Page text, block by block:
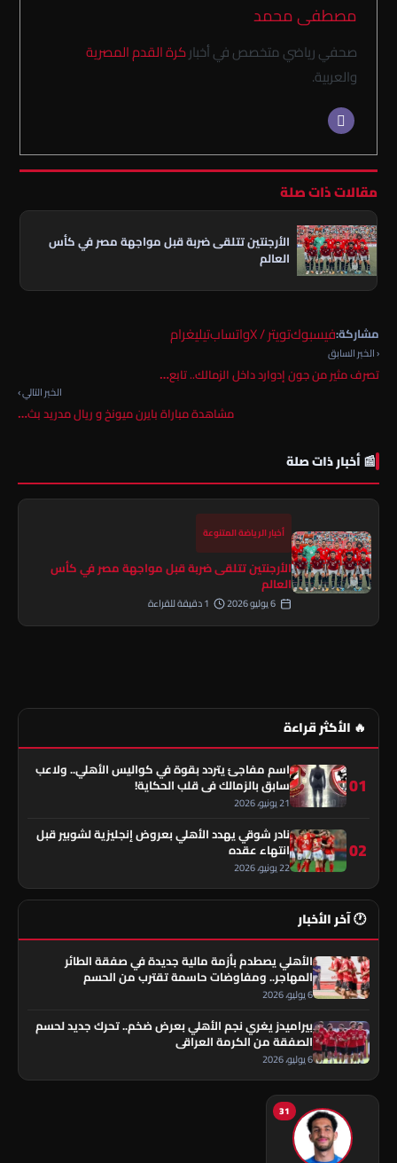
مصطفى محمد
صحفي رياضي متخصص في أخباركرة القدم المصرية
والعربية.
مقالات ذات صلة
الأرجنتين تتلقى ضربة قبل مواجهة مصر في كأس
العالم
مشاركة:فيسبوكتويتر / X واتسابتيليغرام
‹ الخبر السابق
تصرف مثير من جون إدوارد داخل الزمالك.. تابع…
الخبر التالي ›
مشاهدة مباراة بايرن ميونخ و ريال مدريد بث…
📰 أخبار ذات صلة
أخبار الرياضة المتنوعة
الأرجنتين تتلقى ضربة قبل مواجهة مصر في كأس
العالم
🔥 الأكثر قراءة
01
اسم مفاجئ يتردد بقوة في كواليس الأهلي.. ولاعب
سابق بالزمالك في قلب الحكاية!
21 يونيو، 2026
02
نادر شوقي يهدد الأهلي بعروض إنجليزية لشوبير قبل
انتهاء عقده
22 يونيو، 2026
🕐 آخر الأخبار
الأهلي يصطدم بأزمة مالية جديدة في صفقة الطائر
المهاجر.. ومفاوضات حاسمة تقترب من الحسم
6 يوليو، 2026
بيراميدز يغري نجم الأهلي بعرض ضخم.. تحرك جديد لحسم
الصفقة من الكرمة العراقي
6 يوليو، 2026
31